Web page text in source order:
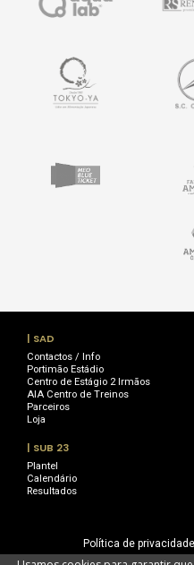
| SAD
Contactos / Info
Portimão Estádio
Centro de Estágio 2 Irmãos
AIA Centro de Treinos
Parceiros
Loja
| SUB 23
Plantel
Calendário
Resultados
Política de privacidade